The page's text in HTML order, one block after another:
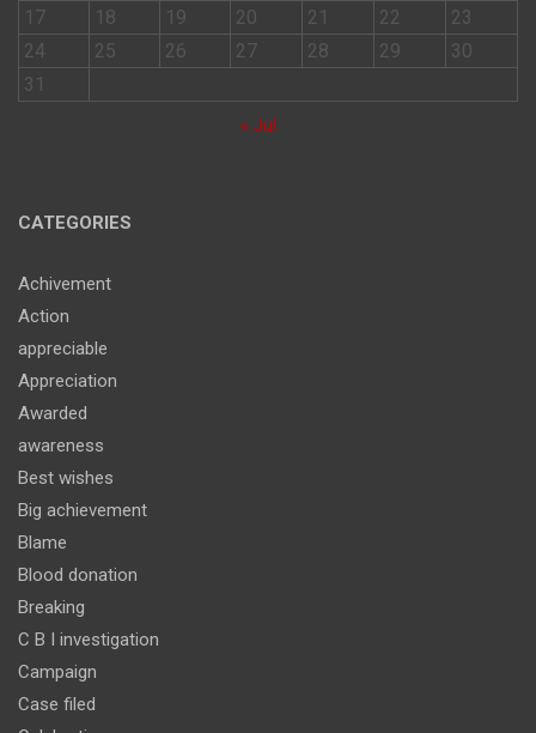
17 18 19 20 21 22
23
24
25 26 27 28 29
30
31
« Jul
CATEGORIES
Achivement
Action
appreciable
Appreciation
Awarded
awareness
Best wishes
Big achievement
Blame
Blood donation
Breaking
C B I investigation
Campaign
Case filed